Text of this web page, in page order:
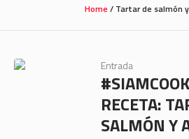
Home/ Tartar de salmón
Entrada
RECETA:
SALMÓN Y